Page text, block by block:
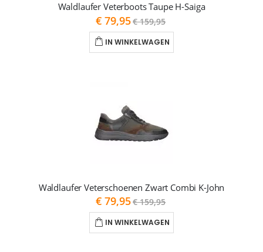
Waldlaufer Veterboots Taupe H-Saiga
As
low
as
€ 79,95€ 159,95
IN WINKELWAGEN
Waldlaufer Veterschoenen Zwart Combi K-John
As
low
as
€ 79,95€ 159,95
IN WINKELWAGEN